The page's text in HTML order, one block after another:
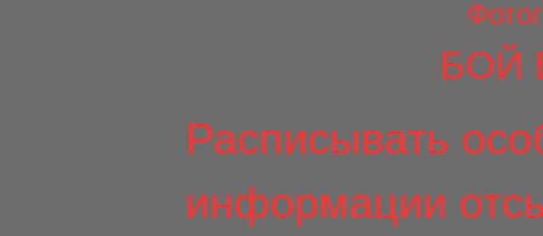
БОЙ
Расписывать
информации